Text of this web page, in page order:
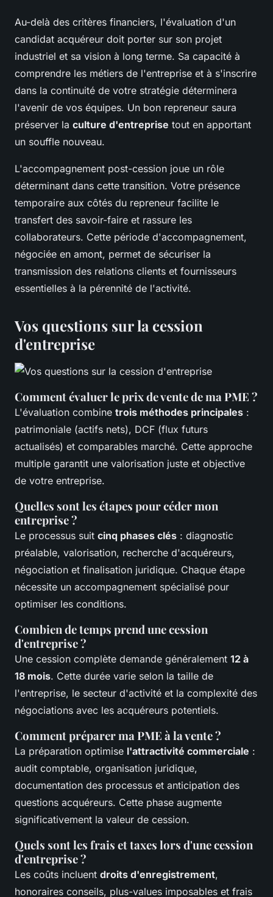
Au-delà des critères financiers, l'évaluation d'un
candidat acquéreur doit porter sur son projet
industriel et sa vision à long terme. Sa capacité à
comprendre les métiers de l'entreprise et à s'inscrire
dans la continuité de votre stratégie déterminera
l'avenir de vos équipes. Un bon repreneur saura
préserver la culture d'entreprise tout en apportant
un souffle nouveau.
L'accompagnement post-cession joue un rôle
déterminant dans cette transition. Votre présence
temporaire aux côtés du repreneur facilite le
transfert des savoir-faire et rassure les
collaborateurs. Cette période d'accompagnement,
négociée en amont, permet de sécuriser la
transmission des relations clients et fournisseurs
essentielles à la pérennité de l'activité.
Vos questions sur la cession
d'entreprise
Comment évaluer le prix de vente de ma PME ?
L'évaluation combine trois méthodes principales :
patrimoniale (actifs nets), DCF (flux futurs
actualisés) et comparables marché. Cette approche
multiple garantit une valorisation juste et objective
de votre entreprise.
Quelles sont les étapes pour céder mon
entreprise ?
Le processus suit cinq phases clés : diagnostic
préalable, valorisation, recherche d'acquéreurs,
négociation et finalisation juridique. Chaque étape
nécessite un accompagnement spécialisé pour
optimiser les conditions.
Combien de temps prend une cession
d'entreprise ?
Une cession complète demande généralement 12 à
18 mois. Cette durée varie selon la taille de
l'entreprise, le secteur d'activité et la complexité des
négociations avec les acquéreurs potentiels.
Comment préparer ma PME à la vente ?
La préparation optimise l'attractivité commerciale :
audit comptable, organisation juridique,
documentation des processus et anticipation des
questions acquéreurs. Cette phase augmente
significativement la valeur de cession.
Quels sont les frais et taxes lors d'une cession
d'entreprise ?
Les coûts incluent droits d'enregistrement,
honoraires conseils, plus-values imposables et frais